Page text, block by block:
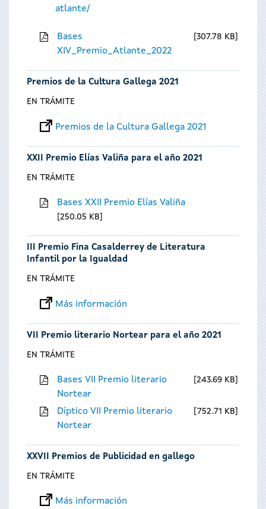
atlante/
Bases
XIV_Premio_Atlante_2022
307.78 KB
Premios de la Cultura Gallega 2021
EN TRÁMITE
Premios de la Cultura Gallega 2021
XXII Premio Elías Valiña para el año 2021
EN TRÁMITE
Bases XXII Premio Elías Valiña
250.05 KB
III Premio Fina Casalderrey de Literatura
Infantil por la Igualdad
EN TRÁMITE
Más información
VII Premio literario Nortear para el año 2021
EN TRÁMITE
Bases VII Premio literario
Nortear
243.69 KB
Díptico VII Premio literario
Nortear
752.71 KB
XXVII Premios de Publicidad en gallego
EN TRÁMITE
Más información